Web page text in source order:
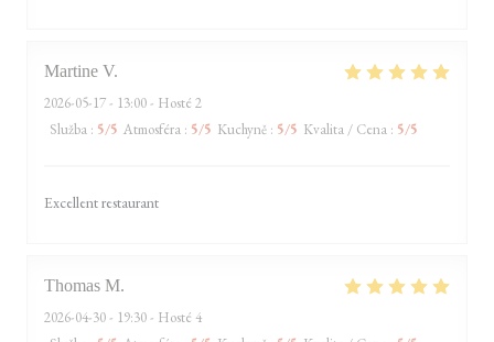
Martine V
2026-05-17- 13:00 - Hosté 2
Služba : 5/5 Atmosféra : 5/5 Kuchyně : 5/5 Kvalita / Cena : 5/5
Excellent restaurant
Thomas M
2026-04-30- 19:30 - Hosté 4